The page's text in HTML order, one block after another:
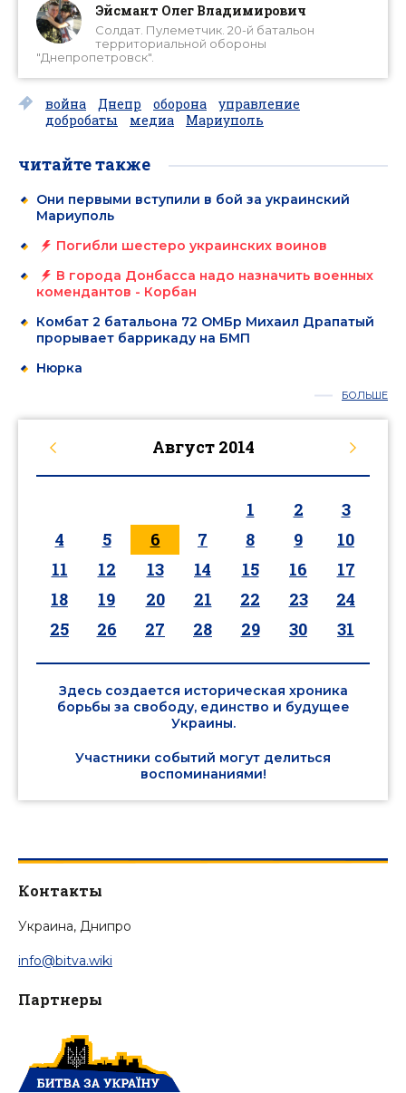
Эйсмант Олег Владимирович
Солдат. Пулеметчик. 20-й батальон
территориальной обороны
"Днепропетровск".
война Днепр оборона
управление
добробаты
медиа Мариуполь
читайте также
Они первыми вступили в бой за украинский
Мариуполь
Погибли шестеро украинских воинов
В города Донбасса надо назначить военных
комендантов - Корбан
Комбат 2 батальона 72 ОМБр Михаил Драпатый
прорывает баррикаду на БМП
Нюрка
БОЛЬШЕ
Август 2014
1 2
3
4
5 6 7 8 9
10
11
12 13 14 15 16
17
18
19 20 21 22 23
24
25
26 27 28 29 30 31
Здесь создается историческая хроника
борьбы за свободу, единство и будущее
Украины.
Участники событий могут делиться
воспоминаниями!
Контакты
Украина, Днипро
info@bitva.wiki
Партнеры